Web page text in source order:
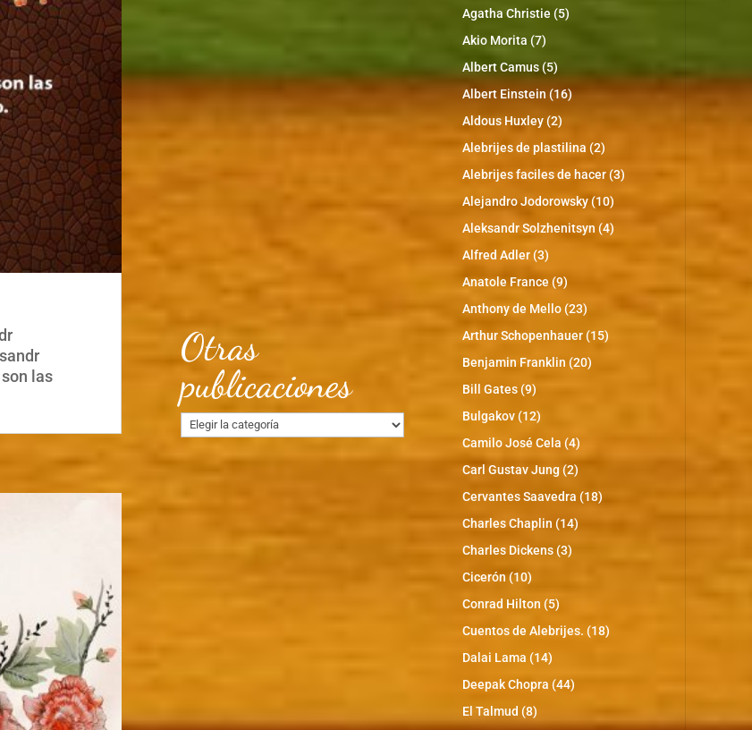
las
Otras
publicaciones
Otras
publicaciones
Agatha Christie (5)
Akio Morita (7)
Albert Camus(5)
Albert Einstein (16)
Aldous Huxley(2)
Alebrijes de plastilina (2)
Alebrijes faciles de hacer (3)
Alejandro Jodorowsky(10)
Aleksandr Solzhenitsyn (4)
Alfred Adler(3)
Anatole France (9)
Anthony de Mello(23)
Arthur Schopenhauer(15)
Benjamin Franklin (20)
Bill Gates(9)
Bulgakov(12)
Camilo José Cela (4)
Carl Gustav Jung(2)
Cervantes Saavedra (18)
Charles Chaplin (14)
Charles Dickens(3)
Cicerón (10)
Conrad Hilton (5)
Cuentos de Alebrijes. (18)
Dalai Lama (14)
Deepak Chopra (44)
El Talmud (8)